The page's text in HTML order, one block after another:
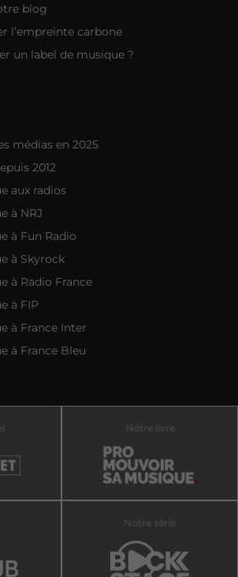
blog
l’empreinte carbone
un label de musique ?
médias en 2025
2012
aux radios
à NRJ
à Fun Radio
à Skyrock
à Radio France
à FIP
à France Inter
à France Bleu
Notre livre
Notre série